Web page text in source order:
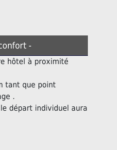
-
hôtel à proximité
tant que point
.
départ individuel aura